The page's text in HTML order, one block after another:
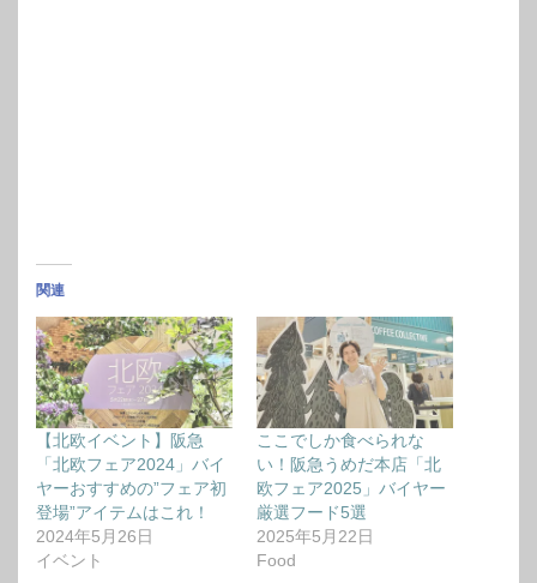
関連
【北欧イベント】阪急
「北欧フェア2024」バイ
ヤーおすすめの”フェア初
登場”アイテムはこれ！
2024年5月26日
イベント
ここでしか食べられな
い！阪急うめだ本店「北
欧フェア2025」バイヤー
厳選フード5選
2025年5月22日
Food